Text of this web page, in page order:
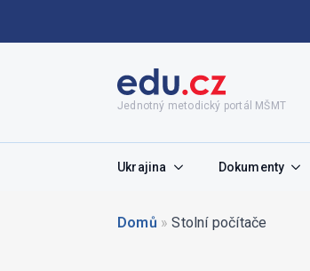
Jednotný metodický portál MŠMT
Ukrajina Dokumenty
Domů » Stolní počítače